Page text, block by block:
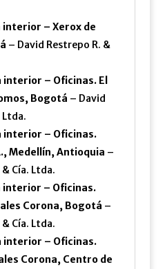
– Xerox de
– David Restrepo R. &
– Oficinas. El
Bogotá – David
Ltda.
– Oficinas.
Medellín, Antioquia –
Cía. Ltda.
– Oficinas.
Corona, Bogotá –
Cía. Ltda.
– Oficinas.
Corona, Centro de